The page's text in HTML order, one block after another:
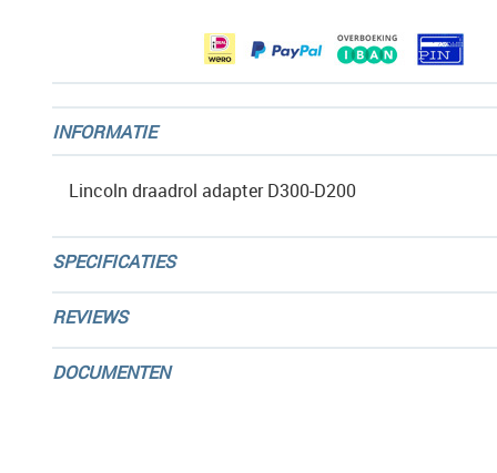
INFORMATIE
Lincoln draadrol adapter D300-D200
SPECIFICATIES
REVIEWS
DOCUMENTEN